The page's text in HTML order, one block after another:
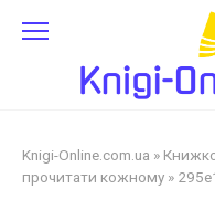
Knigi-Online.com.ua »
прочитати кожному »